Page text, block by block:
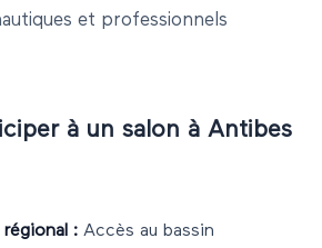
et professionnels
à un salon à Antibes
: Accès au bassin